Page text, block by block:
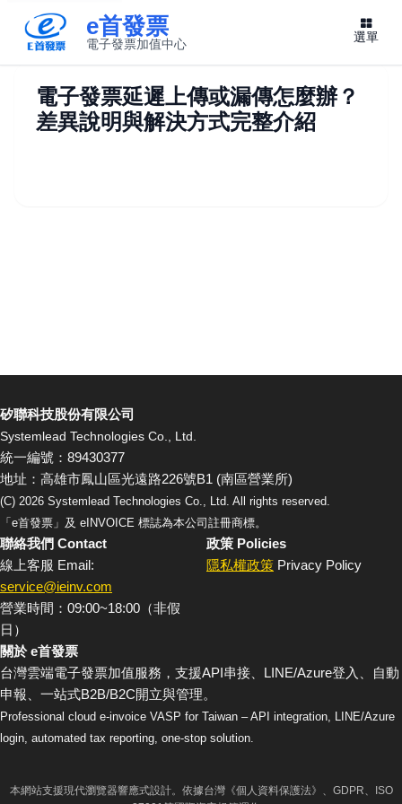
e首發票
電子發票加值中心 選單
電子發票延遲上傳或漏傳怎麼辦？
差異說明與解決方式完整介紹
矽聯科技股份有限公司
Systemlead Technologies Co., Ltd.
統一編號：89430377
地址：高雄市鳳山區光遠路226號B1 (南區營業所)
(C) 2026 Systemlead Technologies Co., Ltd. All rights reserved.
「e首發票」及 eINVOICE 標誌為本公司註冊商標。
聯絡我們 Contact
線上客服 Email:
service@ieinv.com
營業時間：09:00~18:00（非假
日）
政策 Policies
隱私權政策 Privacy Policy
關於 e首發票
台灣雲端電子發票加值服務，支援API串接、LINE/Azure登入、自動
申報、一站式B2B/B2C開立與管理。
Professional cloud e-invoice VASP for Taiwan – API integration, LINE/Azure
login, automated tax reporting, one-stop solution.
本網站支援現代瀏覽器響應式設計。依據台灣《個人資料保護法》、GDPR、ISO